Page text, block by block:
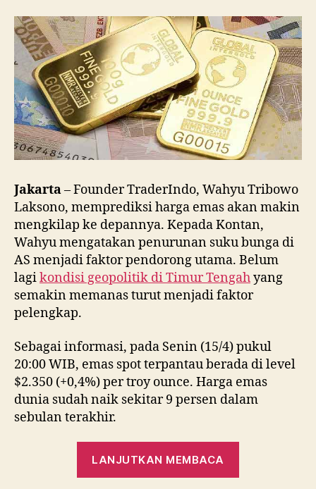
Jakarta– Founder TraderIndo, Wahyu Tribowo
Laksono, memprediksi harga emas akan makin
mengkilap ke depannya. Kepada Kontan,
Wahyu mengatakan penurunan suku bunga di
AS menjadi faktor pendorong utama. Belum
lagikondisi geopolitik di Timur Tengahyang
semakin memanas turut menjadi faktor
pelengkap.
Sebagai informasi, pada Senin (15/4) pukul
20:00 WIB, emas spot terpantau berada di level
$2.350 (+0,4%) per troy ounce. Harga emas
dunia sudah naik sekitar 9 persen dalam
sebulan terakhir.
LANJUTKAN MEMBACA